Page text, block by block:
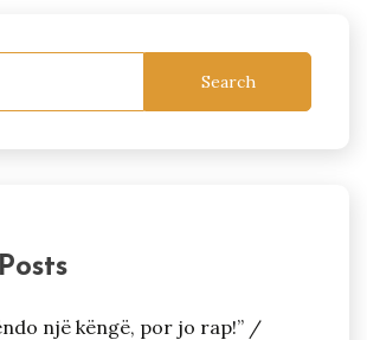
Search
një këngë, por jo rap!” /